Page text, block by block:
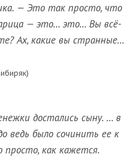
— Это так просто, что
— это… это… Вы всё-
Ах, какие вы странные…
достались сыну. … в
ведь было сочинить ее к
как кажется.